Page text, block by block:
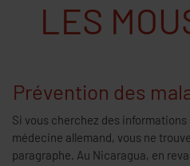
LES
Prévention des
Si vous cherchez des informations
médecine allemand, vous ne
paragraphe. Au Nicaragua, en